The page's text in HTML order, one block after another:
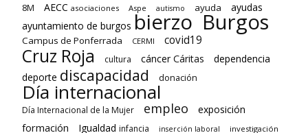
8M AECC asociaciones Aspe autismo ayuda
ayudas
ayuntamiento de burgos bierzo Burgos
Campus de Ponferrada CERMI covid19
Cruz Roja cultura cáncerCáritas
dependencia
deporte discapacidad donación
Día internacional
Día Internacional de la Mujer empleo exposición
formación Igualdad infancia inserción laboral investigación